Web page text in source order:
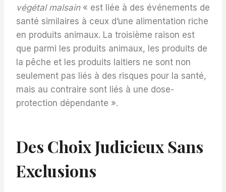
végétal malsain« est liée à des événements de
santé similaires à ceux d’une alimentation riche
en produits animaux. La troisième raison est
que parmi les produits animaux, les produits de
la pêche et les produits laitiers ne sont non
seulement pas liés à des risques pour la santé,
mais au contraire sont liés à une dose-
protection dépendante ».
Des Choix Judicieux Sans
Exclusions